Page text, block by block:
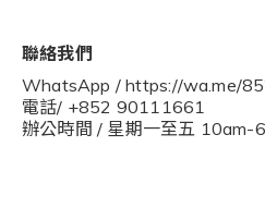
聯絡我們
WhatsApp / https://wa.me/
電話/ +852 90111661
辦公時間 / 星期一至五 10am-